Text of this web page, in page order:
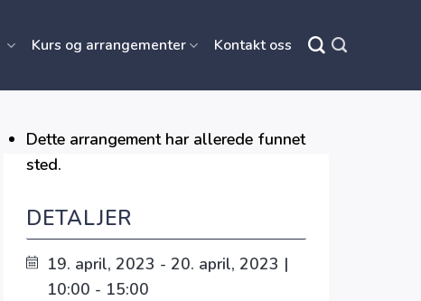
Kurs og arrangementer Kontakt oss
Dette arrangement har allerede funnet
sted.
DETALJER
19. april, 2023 - 20. april, 2023 |
10:00 - 15:00